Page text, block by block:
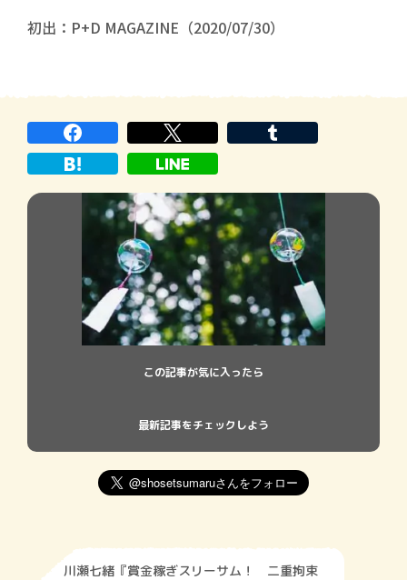
初出：P+D MAGAZINE（2020/07/30）
この記事が気に入ったら
最新記事をチェックしよう
川瀬七緒『賞金稼ぎスリーサム！ 二重拘束